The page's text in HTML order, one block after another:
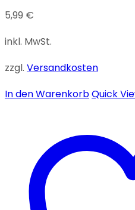
5,99 €
inkl. MwSt.
zzgl. Versandkosten
In den WarenkorbQuick